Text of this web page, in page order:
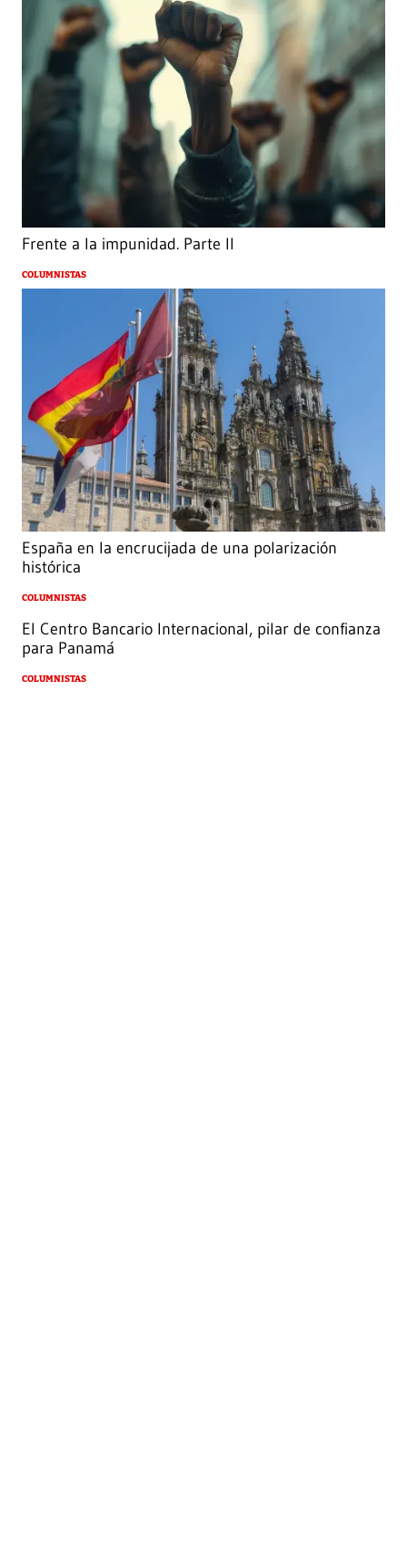
Frente a la impunidad. Parte II
COLUMNISTAS
España en la encrucijada de una polarización
histórica
COLUMNISTAS
El Centro Bancario Internacional, pilar de confianza
para Panamá
COLUMNISTAS